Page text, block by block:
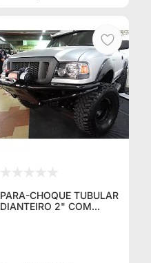
PARA-CHOQUE TUBULAR
DIANTEIRO 2" COM